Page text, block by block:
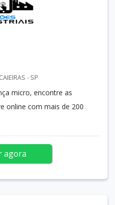
- SP
micro, encontre as
online com mais de 200
agora